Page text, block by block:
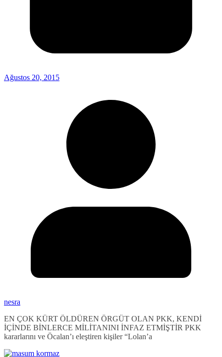
Ağustos 20, 2015
nesra
EN ÇOK KÜRT ÖLDÜREN ÖRGÜT OLAN PKK, KENDİ
İÇİNDE BİNLERCE MİLİTANINI İNFAZ ETMİŞTİR PKK
kararlarını ve Öcalan’ı eleştiren kişiler “Lolan’a